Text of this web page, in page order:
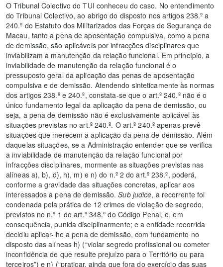
O Tribunal Colectivo do TUI conheceu do caso. No entendimento
do Tribunal Colectivo, ao abrigo do disposto nos artigos 238.º a
240.º do Estatuto dos Militarizados das Forças de Segurança de
Macau, tanto a pena de aposentação compulsiva, como a pena
de demissão, são aplicáveis por infracções disciplinares que
inviabilizam a manutenção da relação funcional. Em princípio, a
inviabilidade de manutenção da relação funcional é o
pressuposto geral da aplicação das penas de aposentação
compulsiva e de demissão. Atendendo sinteticamente às normas
dos artigos 238.º e 240.º, constata-se que o art.º 240.º não é o
único fundamento legal da aplicação da pena de demissão, ou
seja, a pena de demissão não é exclusivamente aplicável às
situações previstas no art.º 240.º. O art.º 240.º apenas prevê
situações que merecem a aplicação da pena de demissão. Além
daquelas situações, se a Administração entender que se verifica
a inviabilidade de manutenção da relação funcional por
infracções disciplinares, mormente as situações previstas nas
alíneas a), b), d), h), m) e n) do n.º 2 do art.º 238.º, poderá,
conforme a gravidade das situações concretas, aplicar aos
interessados a pena de demissão.Sub judice, a recorrente foi
condenada pela prática de 12 crimes de violação de segredo,
previstos no n.º 1 do art.º 348.º do Código Penal, e, em
consequência, punida disciplinarmente; e a entidade recorrida
decidiu aplicar-lhe a pena de demissão, com fundamento no
disposto das alíneas h) (“violar segredo profissional ou cometer
inconfidência de que resulte prejuízo para o Território ou para
terceiros”) e n) (“praticar, ainda que fora do exercício das suas